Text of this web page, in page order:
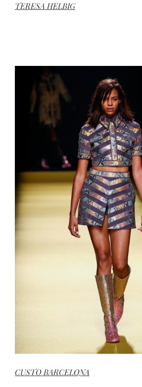
TERESA HELBIG
CUSTO BARCELONA